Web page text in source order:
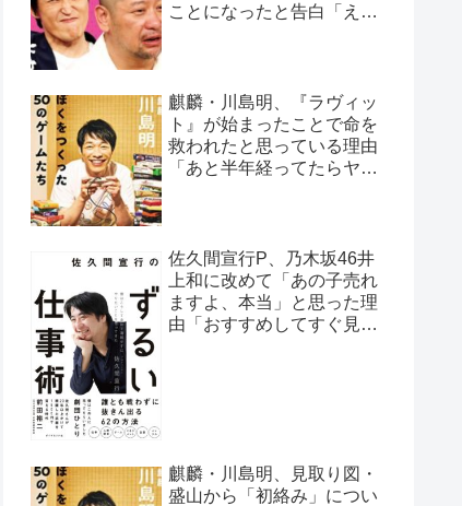
ことになったと告白「えげ
麒麟・川島明、『ラヴィッ
ト』が始まったことで命を
救われたと思っている理由
「あと半年経ってたらヤバ
佐久間宣行P、乃木坂46井
上和に改めて「あの子売れ
ますよ、本当」と思った理
由「おすすめしてすぐ見て
麒麟・川島明、見取り図・
盛山から「初絡み」につい